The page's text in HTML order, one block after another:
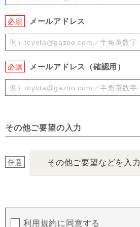
必須 メールアドレス
必須 メールアドレス（確認用）
その他ご要望の入力
任意 その他ご要望などを入力
利用規約に同意する